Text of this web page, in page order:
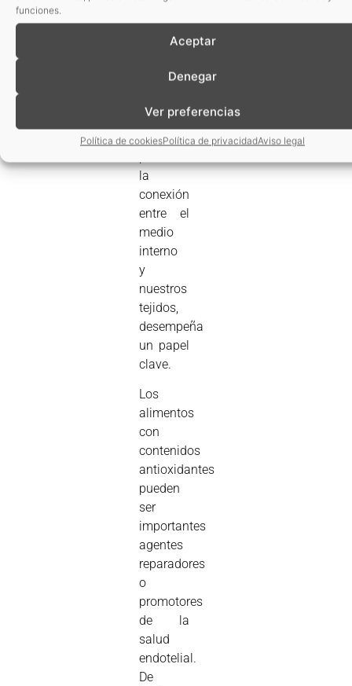
funciones.
Aceptar
Denegar
Ver preferencias
Política de cookiesPolítica de privacidadAviso legal
vascular
es el
muchas
donde el
endotelio,
la
conexión
entre el
medio
interno
y
nuestros
tejidos,
desempeña
un papel
clave.
Los
alimentos
con
contenidos
antioxidantes
pueden
ser
importantes
agentes
reparadores
o
promotores
de la
salud
endotelial.
De